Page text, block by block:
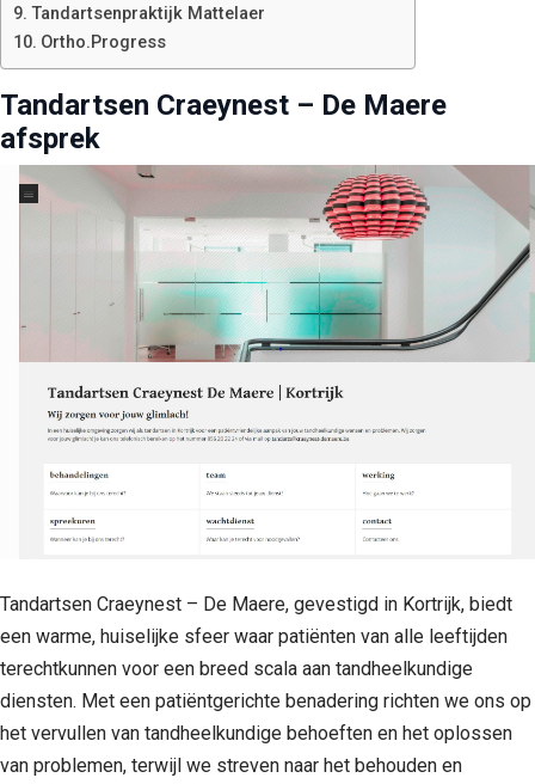
Tandartsenpraktijk Mattelaer
Ortho.Progress
Tandartsen Craeynest – De Maere
afsprek
Tandartsen Craeynest – De Maere, gevestigd in Kortrijk, biedt
een warme, huiselijke sfeer waar patiënten van alle leeftijden
terechtkunnen voor een breed scala aan tandheelkundige
diensten. Met een patiëntgerichte benadering richten we ons op
het vervullen van tandheelkundige behoeften en het oplossen
van problemen, terwijl we streven naar het behouden en